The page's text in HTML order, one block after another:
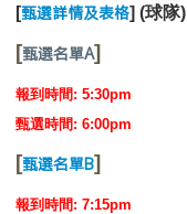
[甄選詳情及表格] (球隊)
[甄選名單A]
報到時間: 5:30pm
甄選時間: 6:00pm
[甄選名單B]
報到時間: 7:15pm